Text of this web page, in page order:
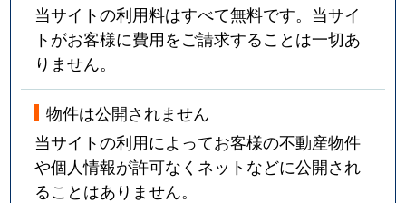
当サイトの利用料はすべて無料です。当サイ
トがお客様に費用をご請求することは一切あ
りません。
物件は公開されません
当サイトの利用によってお客様の不動産物件
や個人情報が許可なくネットなどに公開され
ることはありません。